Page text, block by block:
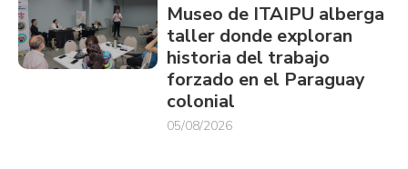
Museo de ITAIPU alberga
taller donde exploran
historia del trabajo
forzado en el Paraguay
colonial
05/08/2026